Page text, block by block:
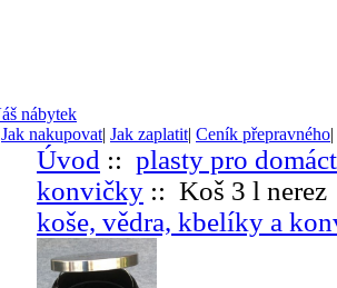
Jak nakupovat| Jak zaplatit| Ceník přepravného|
Úvod :: plasty pro
konvičky :: Koš 3 l nerez
koše, vědra, kbelíky a